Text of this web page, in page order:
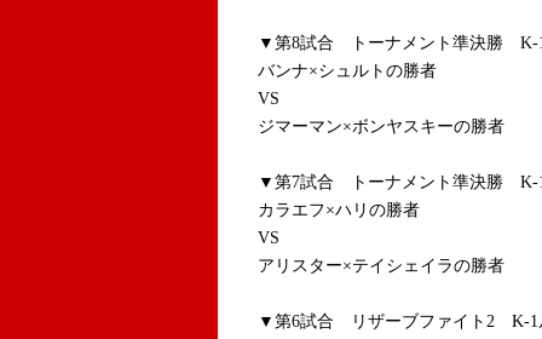
▼第8試合 トーナメント準決勝 K-
バンナ×シュルトの勝者
VS
ジマーマン×ボンヤスキーの勝者
▼第7試合 トーナメント準決勝 K-
カラエフ×ハリの勝者
VS
アリスター×テイシェイラの勝者
▼第6試合 リザーブファイト2 K-1